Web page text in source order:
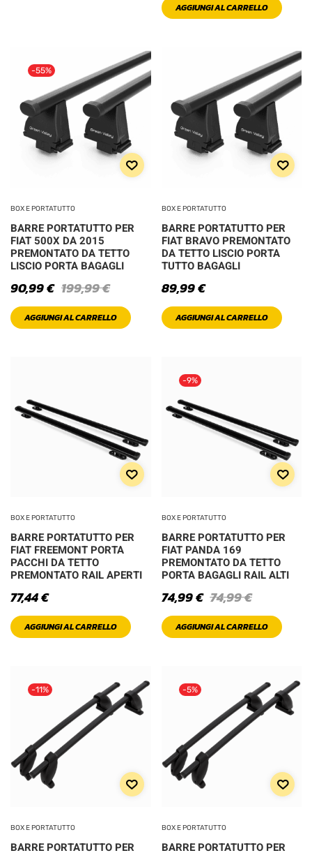
Brown
Bue Violet
Gold
Light
Orange
Silver
White
L M
XXL
AGGIUNGI AL CARRELLO
-55%
BOX E PORTATUTTO
BARRE PORTATUTTO PER
FIAT 500X DA 2015
PREMONTATO DA TETTO
LISCIO PORTA BAGAGLI
199,99€
90,99€
AGGIUNGI AL CARRELLO
BOX E PORTATUTTO
BARRE PORTATUTTO PER
FIAT BRAVO PREMONTATO
DA TETTO LISCIO PORTA
TUTTO BAGAGLI
89,99€
AGGIUNGI AL CARRELLO
BOX E PORTATUTTO
BARRE PORTATUTTO PER
FIAT FREEMONT PORTA
PACCHI DA TETTO
PREMONTATO RAIL APERTI
77,44€
AGGIUNGI AL CARRELLO
-9%
BOX E PORTATUTTO
BARRE PORTATUTTO PER
FIAT PANDA 169
PREMONTATO DA TETTO
PORTA BAGAGLI RAIL ALTI
74,99€
74,99€
AGGIUNGI AL CARRELLO
-11%
BOX E PORTATUTTO
BARRE PORTATUTTO PER
-5%
BOX E PORTATUTTO
BARRE PORTATUTTO PER